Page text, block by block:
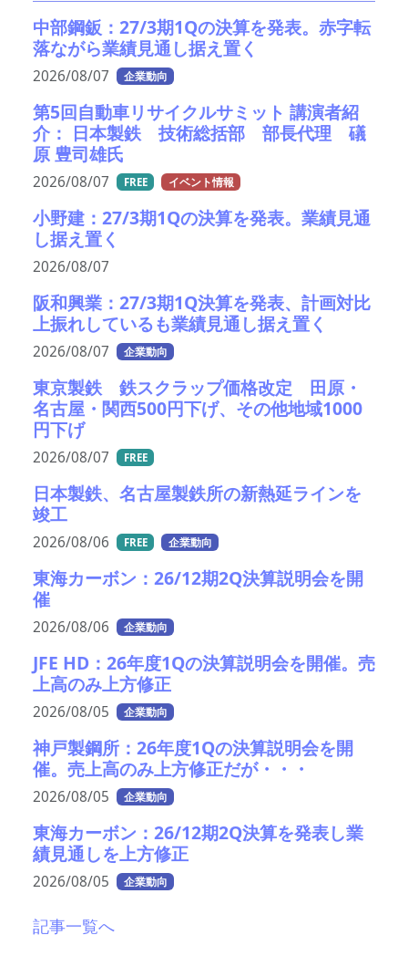
中部鋼鈑：27/3期1Qの決算を発表。赤字転
落ながら業績見通し据え置く
2026/08/07 企業動向
第5回自動車リサイクルサミット 講演者紹
介： 日本製鉄 技術総括部 部長代理 礒
原 豊司雄氏
2026/08/07 FREE イベント情報
小野建：27/3期1Qの決算を発表。業績見通
し据え置く
2026/08/07
阪和興業：27/3期1Q決算を発表、計画対比
上振れしているも業績見通し据え置く
2026/08/07 企業動向
東京製鉄 鉄スクラップ価格改定 田原・
名古屋・関西500円下げ、その他地域1000
円下げ
2026/08/07 FREE
日本製鉄、名古屋製鉄所の新熱延ラインを
竣工
2026/08/06 FREE 企業動向
東海カーボン：26/12期2Q決算説明会を開
催
2026/08/06 企業動向
JFE HD：26年度1Qの決算説明会を開催。売
上高のみ上方修正
2026/08/05 企業動向
神戸製鋼所：26年度1Qの決算説明会を開
催。売上高のみ上方修正だが・・・
2026/08/05 企業動向
東海カーボン：26/12期2Q決算を発表し業
績見通しを上方修正
2026/08/05 企業動向
記事一覧へ